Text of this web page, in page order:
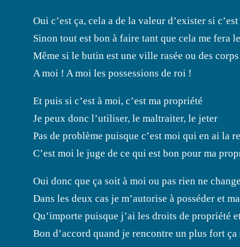
Oui c’est ça, cela a de la valeur d’exister si
Sinon tout est bon à faire tant que cela me fera
Même si le butin est une ville rasée ou des
A moi ! A moi les possessions de roi !
Et puis si c’est à moi, c’est ma propriété
Je peux donc l’utiliser, le maltraiter, le jeter
Pas de problème puisque c’est moi qui en ai la
C’est moi le juge de ce qui est bon pour ma
Oui donc que ça soit à moi ou pas rien ne change
Dans les deux cas je m’autorise à posséder et
Qu’importe puisque j’ai les droits de propriété
Bon d’accord quand je rencontre un plus fort ça